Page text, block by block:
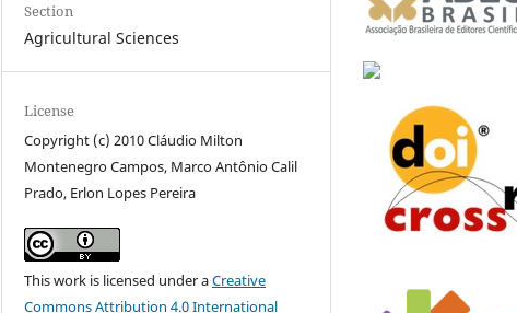
Section
Agricultural Sciences
License
Copyright (c) 2010 Cláudio Milton
Montenegro Campos, Marco Antônio Calil
Prado, Erlon Lopes Pereira
This work is licensed under aCreative
Commons Attribution 4.0 International